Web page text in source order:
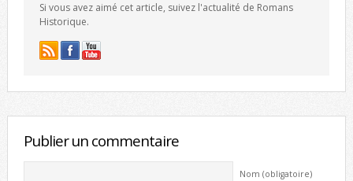
Si vous avez aimé cet article, suivez l'actualité de Romans
Historique.
Publier un commentaire
Nom (obligatoire)